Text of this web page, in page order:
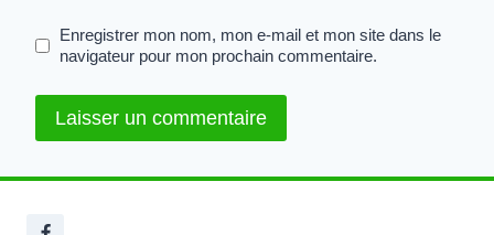
Enregistrer mon nom, mon e-mail et mon site dans le
navigateur pour mon prochain commentaire.